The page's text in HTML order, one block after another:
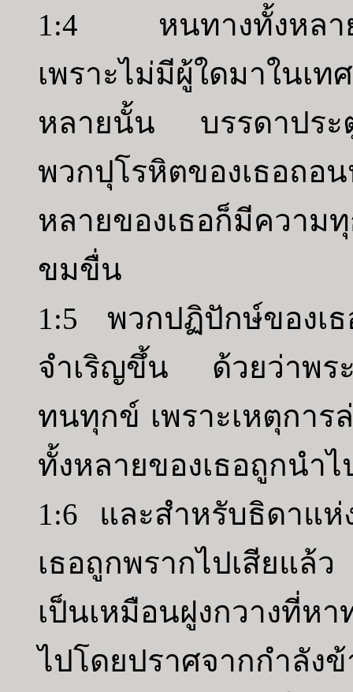
1:4 หนทางทั้งหลาย
เพราะไม่มีผู้ใดมาในเ
หลายนั้น บรรดาประตู
พวกปุโรหิตของเธอ
หลายของเธอก็มีควา
ขมขื่น
1:5 พวกปฏิปักษ์ของเ
จำเริญขึ้น ด้วยว่าพระ
ทนทุกข์ เพราะเหตุการ
ทั้งหลายของเธอถูกนำ
1:6 และสำหรับธิดาแ
เธอถูกพรากไปเสียแ
เป็นเหมือนฝูงกวางที่
ไปโดยปราศจากกำลัง